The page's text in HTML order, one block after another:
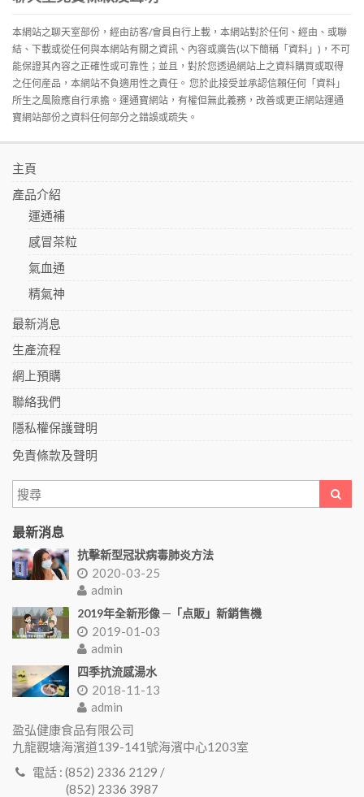
本網站之聊天室部份，經由訪客/會員自行上載，本網站對於任何、經由、或聯
結、下載或從任何與本網站有關之資訊、內容或廣告(以下簡稱「資料」)，不可
能保證其內容之正確性或可靠性；並且，對於您透過網站上之資料購買或取得
之任何産品，本網站不負適用性之責任。 您於此接受並承認信賴任何「資料」
所生之風險應自行承擔。運通寶網站，有權但無此義務，改善或更正網站運通
寶網站部份之資料任何部分之錯誤或疏失。
主頁
產品介紹
運通補
感冒茶粒
氣血通
精氣神
最新消息
生產流程
網上預購
聯絡我們
隱私權保護聲明
免責條款及聲明
最新消息
抗擊新型冠狀病毒肺炎方法
2020-03-25
admin
2019年全新形像 ─「点販」新銷售機
2019-01-03
admin
四季抗流感湯水
2018-11-13
admin
盈弘健康食品有限公司
九龍觀塘海濱道139-141號海濱中心1203室
電話 : (852) 2336 2129 /
(852) 2336 3987